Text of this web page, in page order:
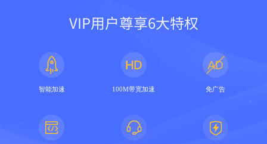
VIP用户尊享6大特权
智能加速 100M带宽加速 免广告